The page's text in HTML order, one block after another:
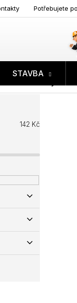
Potřebujete
STAVBA
142 Kč